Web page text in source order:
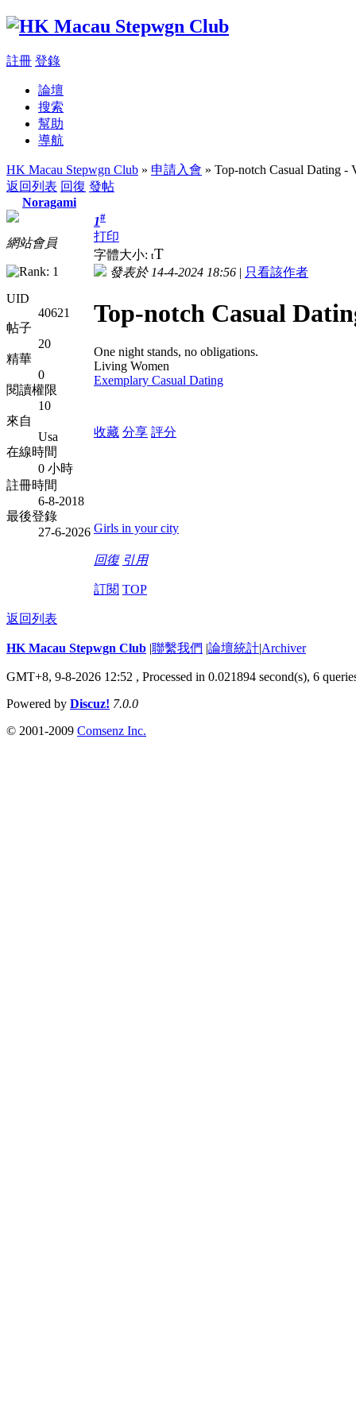
註冊 登錄
論壇
搜索
幫助
導航
HK Macau Stepwgn Club » 申請入會 » Top-notch Сasual Dating -
返回列表 回復 發帖
Noragami
網站會員
UID
40621
帖子
20
精華
0
閱讀權限
10
來自
Usa
在線時間
0 小時
註冊時間
6-8-2018
最後登錄
27-6-2026
1#
打印
字體大小: tT
發表於 14-4-2024 18:56 | 只看該作者
Top-notch Сasual
One night stands, no obligations.
Living Women
Exemplary Сasual Dating
收藏 分享 評分
Girls in your city
回復 引用
訂閱 TOP
返回列表
HK Macau Stepwgn Club |聯繫我們 |論壇統計|Archiver
GMT+8, 9-8-2026 12:52 , Processed in 0.021894 second(s), 6
Powered by Discuz! 7.0.0
© 2001-2009 Comsenz Inc.